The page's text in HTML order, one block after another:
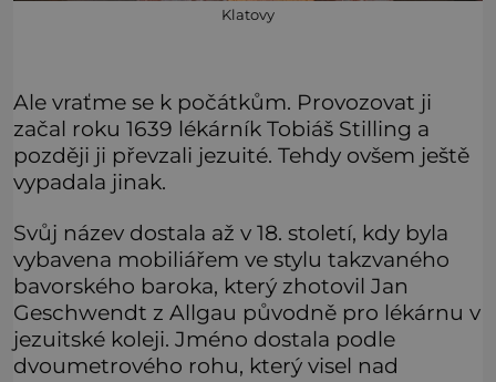
Klatovy
Ale vraťme se k počátkům. Provozovat ji
začal roku 1639 lékárník Tobiáš Stilling a
později ji převzali jezuité. Tehdy ovšem ještě
vypadala jinak.
Svůj název dostala až v 18. století, kdy byla
vybavena mobiliářem ve stylu takzvaného
bavorského baroka, který zhotovil Jan
Geschwendt z Allgau původně pro lékárnu v
jezuitské koleji. Jméno dostala podle
dvoumetrového rohu, který visel nad